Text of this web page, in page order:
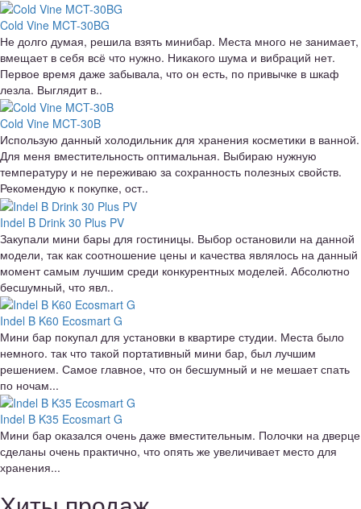
Cold Vine MCT-30BG
Не долго думая, решила взять минибар. Места много не занимает,
вмещает в себя всё что нужно. Никакого шума и вибраций нет.
Первое время даже забывала, что он есть, по привычке в шкаф
лезла. Выглядит в..
Cold Vine MCT-30B
Использую данный холодильник для хранения косметики в ванной.
Для меня вместительность оптимальная. Выбираю нужную
температуру и не переживаю за сохранность полезных свойств.
Рекомендую к покупке, ост..
Indel B Drink 30 Plus PV
Закупали мини бары для гостиницы. Выбор остановили на данной
модели, так как соотношение цены и качества являлось на данный
момент самым лучшим среди конкурентных моделей. Абсолютно
бесшумный, что явл..
Indel B K60 Ecosmart G
Мини бар покупал для установки в квартире студии. Места было
немного. так что такой портативный мини бар, был лучшим
решением. Самое главное, что он бесшумный и не мешает спать
по ночам...
Indel B K35 Ecosmart G
Мини бар оказался очень даже вместительным. Полочки на дверце
сделаны очень практично, что опять же увеличивает место для
хранения...